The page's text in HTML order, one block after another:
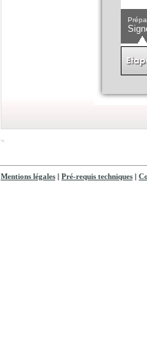
Mentions légales Pré-requis techniques